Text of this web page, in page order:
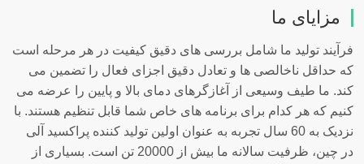
مزایای ما
فرآیند تولید ما شامل بررسی های دقیق کیفیت در هر مرحله است
که حداقل ناخالصی ها و تعادل دقیق اجزای فعال را تضمین می
کند. ما طیف وسیعی از آغازگرهای دمای بالا و پایین را عرضه می
کنیم که هر کدام برای برنامه های خاص شما قابل تنظیم هستند. با
نزدیک به 60 سال تجربه به عنوان اولین تولید کننده پراکسید آلی
در چین، ظرفیت سالانه ما بیش از 20000 تن است. بسیاری از